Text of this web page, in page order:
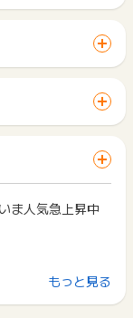
い合わせフォー
査エリア外など
情報に不備がある
の場合)
らない場合（た
限りではござい
では無いと判断し
完了するまでの
した場合はポイン
した時とサービ
異なる場合はポ
る場合は、毎回
ントGET 」ボ
外とみなし、「獲
10円単位の金額
てとなり、ポイ
払われた金額分
得の対象には含
は会員様の都合で
、ポイントが無効
ま人気急上昇中
すぐ使える。
しめます。
もっと見る